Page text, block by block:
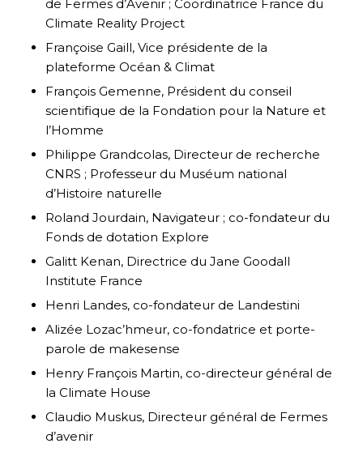
de Fermes d’Avenir ; Coordinatrice France du
Climate Reality Project
Françoise Gaill, Vice présidente de la
plateforme Océan & Climat
François Gemenne, Président du conseil
scientifique de la Fondation pour la Nature et
l’Homme
Philippe Grandcolas, Directeur de recherche
CNRS ; Professeur du Muséum national
d’Histoire naturelle
Roland Jourdain, Navigateur ; co-fondateur du
Fonds de dotation Explore
Galitt Kenan, Directrice du Jane Goodall
Institute France
Henri Landes, co-fondateur de Landestini
Alizée Lozac’hmeur, co-fondatrice et porte-
parole de makesense
Henry François Martin, co-directeur général de
la Climate House
Claudio Muskus, Directeur général de Fermes
d’avenir